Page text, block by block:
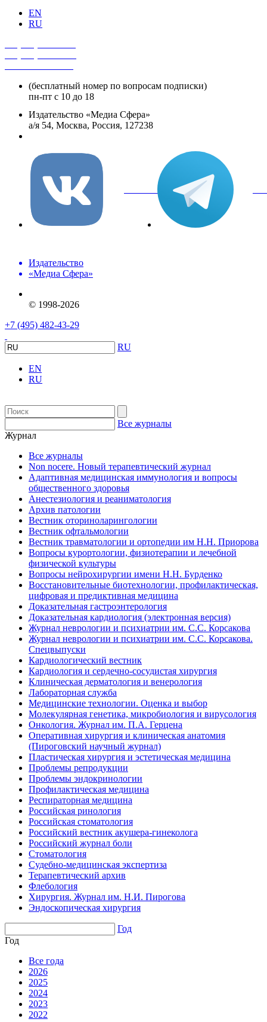
EN
RU
(бесплатный номер по вопросам подписки)
пн-пт с 10 до 18
Издательство «Медиа Сфера»
а/я 54, Москва, Россия, 127238
вКонтакте
Издательство
«Медиа Сфера»
© 1998-2026
+7 (495) 482-43-29
RU
EN
RU
Все журналы
Журнал
Все журналы
Non nocere. Новый терапевтический журнал
Адаптивная медицинская иммунология и вопросы
общественного здоровья
Анестезиология и реаниматология
Архив патологии
Вестник оториноларингологии
Вестник офтальмологии
Вестник травматологии и ортопедии им Н.Н. Приорова
Вопросы курортологии, физиотерапии и лечебной
физической культуры
Вопросы нейрохирургии имени Н.Н. Бурденко
Восстановительные биотехнологии, профилактическая,
цифровая и предиктивная медицина
Доказательная гастроэнтерология
Доказательная кардиология (электронная версия)
Журнал неврологии и психиатрии им. С.С. Корсакова
Журнал неврологии и психиатрии им. С.С. Корсакова.
Спецвыпуски
Кардиологический вестник
Кардиология и сердечно-сосудистая хирургия
Клиническая дерматология и венерология
Лабораторная служба
Медицинские технологии. Оценка и выбор
Молекулярная генетика, микробиология и вирусология
Онкология. Журнал им. П.А. Герцена
Оперативная хирургия и клиническая анатомия
(Пироговский научный журнал)
Пластическая хирургия и эстетическая медицина
Проблемы репродукции
Проблемы эндокринологии
Профилактическая медицина
Респираторная медицина
Российская ринология
Российская стоматология
Российский вестник акушера-гинеколога
Российский журнал боли
Стоматология
Судебно-медицинская экспертиза
Терапевтический архив
Флебология
Хирургия. Журнал им. Н.И. Пирогова
Эндоскопическая хирургия
Год
Год
Все года
2026
2025
2024
2023
2022